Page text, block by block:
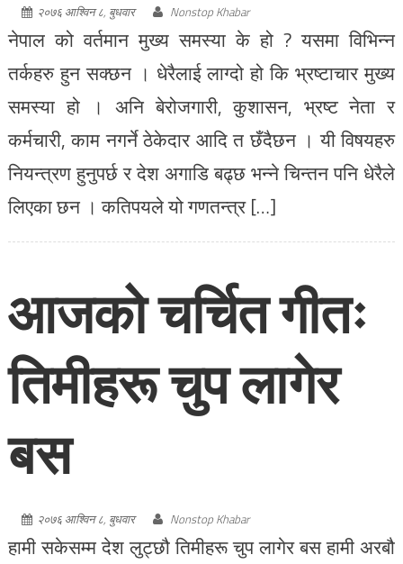
२०७६ आश्विन ८, बुधवार Nonstop Khabar
नेपाल को वर्तमान मुख्य समस्या के हो ? यसमा विभिन्न
तर्कहरु हुन सक्छन । धेरैलाई लाग्दो हो कि भ्रष्टाचार मुख्य
समस्या हो । अनि बेरोजगारी, कुशासन, भ्रष्ट नेता र
कर्मचारी, काम नगर्ने ठेकेदार आदि त छँदैछन । यी विषयहरु
नियन्त्रण हुनुपर्छ र देश अगाडि बढ्छ भन्ने चिन्तन पनि धेरैले
लिएका छन । कतिपयले यो गणतन्त्र […]
आजको चर्चित गीतः
तिमीहरू चुप लागेर
बस
२०७६ आश्विन ८, बुधवार Nonstop Khabar
हामी सकेसम्म देश लुट्छौ तिमीहरू चुप लागेर बस हामी अरबौ